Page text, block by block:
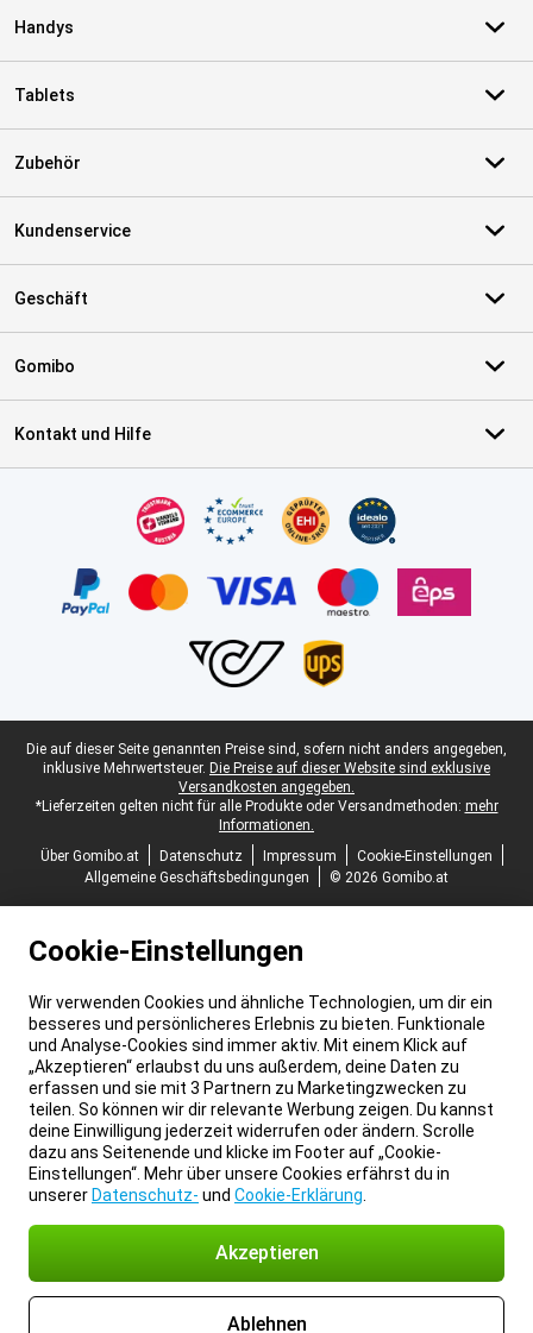
Handys
Tablets
Zubehör
Kundenservice
Geschäft
Gomibo
Kontakt und Hilfe
Juristische Fußzeile
Die auf dieser Seite genannten Preise sind, sofern nicht anders angegeben,
inklusive Mehrwertsteuer. Die Preise auf dieser Website sind exklusive
Versandkosten angegeben.
*Lieferzeiten gelten nicht für alle Produkte oder Versandmethoden: mehr
Informationen.
Über Gomibo.at
Datenschutz Impressum
Cookie-Einstellungen
Allgemeine Geschäftsbedingungen
© 2026 Gomibo.at
Cookie-Einstellungen
Wir verwenden Cookies und ähnliche Technologien, um dir ein
besseres und persönlicheres Erlebnis zu bieten. Funktionale
und Analyse-Cookies sind immer aktiv. Mit einem Klick auf
„Akzeptieren“ erlaubst du uns außerdem, deine Daten zu
erfassen und sie mit 3 Partnern zu Marketingzwecken zu
teilen. So können wir dir relevante Werbung zeigen. Du kannst
deine Einwilligung jederzeit widerrufen oder ändern. Scrolle
dazu ans Seitenende und klicke im Footer auf „Cookie-
Einstellungen“. Mehr über unsere Cookies erfährst du in
unserer Datenschutz- und Cookie-Erklärung
Akzeptieren
Ablehnen